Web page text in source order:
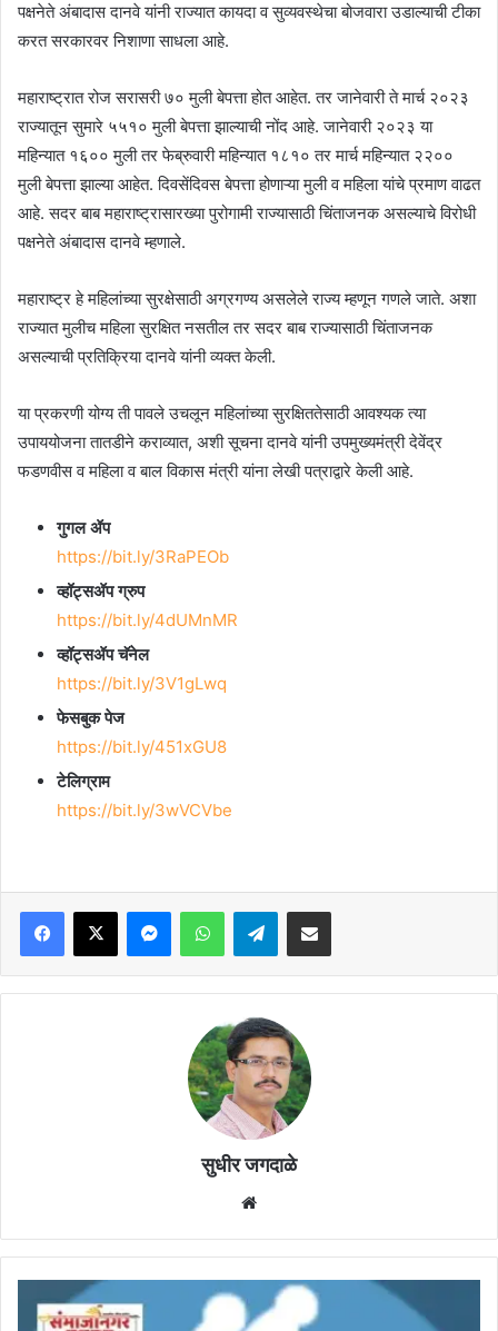
पक्षनेते अंबादास दानवे यांनी राज्यात कायदा व सुव्यवस्थेचा बोजवारा उडाल्याची टीका
करत सरकारवर निशाणा साधला आहे.
महाराष्ट्रात रोज सरासरी ७० मुली बेपत्ता होत आहेत. तर जानेवारी ते मार्च २०२३
राज्यातून सुमारे ५५१० मुली बेपत्ता झाल्याची नोंद आहे. जानेवारी २०२३ या
महिन्यात १६०० मुली तर फेब्रुवारी महिन्यात १८१० तर मार्च महिन्यात २२००
मुली बेपत्ता झाल्या आहेत. दिवसेंदिवस बेपत्ता होणाऱ्या मुली व महिला यांचे प्रमाण वाढत
आहे. सदर बाब महाराष्ट्रासारख्या पुरोगामी राज्यासाठी चिंताजनक असल्याचे विरोधी
पक्षनेते अंबादास दानवे म्हणाले.
महाराष्ट्र हे महिलांच्या सुरक्षेसाठी अग्रगण्य असलेले राज्य म्हणून गणले जाते. अशा
राज्यात मुलीच महिला सुरक्षित नसतील तर सदर बाब राज्यासाठी चिंताजनक
असल्याची प्रतिक्रिया दानवे यांनी व्यक्त केली.
या प्रकरणी योग्य ती पावले उचलून महिलांच्या सुरक्षिततेसाठी आवश्यक त्या
उपाययोजना तातडीने कराव्यात, अशी सूचना दानवे यांनी उपमुख्यमंत्री देवेंद्र
फडणवीस व महिला व बाल विकास मंत्री यांना लेखी पत्राद्वारे केली आहे.
गुगल ॲप
https://bit.ly/3RaPEOb
व्हॉट्सॲप ग्रुप
https://bit.ly/4dUMnMR
व्हॉट्सॲप चॅनेल
https://bit.ly/3V1gLwq
फेसबुक पेज
https://bit.ly/451xGU8
टेलिग्राम
https://bit.ly/3wVCVbe
Facebook
X MessengerWhatsAppTelegramShare via Email
सुधीर जगदाळे
स्टेशनमधील